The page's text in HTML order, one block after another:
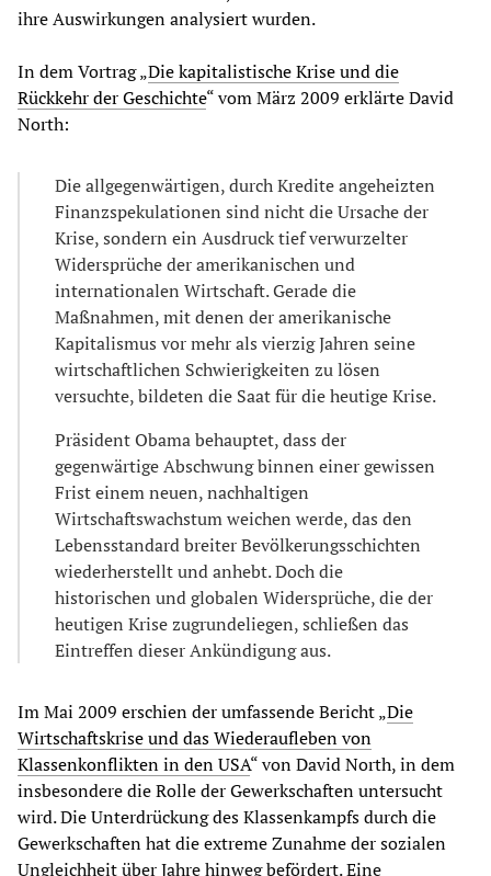
ihre Auswirkungen analysiert wurden.
In dem Vortrag „Die kapitalistische Krise und die
Rückkehr der Geschichte“ vom März 2009 erklärte David
North:
Die allgegenwärtigen, durch Kredite angeheizten
Finanzspekulationen sind nicht die Ursache der
Krise, sondern ein Ausdruck tief verwurzelter
Widersprüche der amerikanischen und
internationalen Wirtschaft. Gerade die
Maßnahmen, mit denen der amerikanische
Kapitalismus vor mehr als vierzig Jahren seine
wirtschaftlichen Schwierigkeiten zu lösen
versuchte, bildeten die Saat für die heutige Krise.
Präsident Obama behauptet, dass der
gegenwärtige Abschwung binnen einer gewissen
Frist einem neuen, nachhaltigen
Wirtschaftswachstum weichen werde, das den
Lebensstandard breiter Bevölkerungsschichten
wiederherstellt und anhebt. Doch die
historischen und globalen Widersprüche, die der
heutigen Krise zugrundeliegen, schließen das
Eintreffen dieser Ankündigung aus.
Im Mai 2009 erschien der umfassende Bericht „Die
Wirtschaftskrise und das Wiederaufleben von
Klassenkonflikten in den USA“ von David North, in dem
insbesondere die Rolle der Gewerkschaften untersucht
wird. Die Unterdrückung des Klassenkampfs durch die
Gewerkschaften hat die extreme Zunahme der sozialen
Ungleichheit über Jahre hinweg befördert. Eine